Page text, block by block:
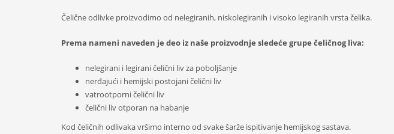
Čelične odlivke proizvodimo od nelegiranih, niskolegiranih i visoko legiranih vrsta čelika.
Prema nameni naveden je deo iz naše proizvodnje sledeće grupe čeličnog liva:
nelegirani i legirani čelični liv za poboljšanje
nerđajući i hemijski postojani čelični liv
vatrootporni čelični liv
čelični liv otporan na habanje
Kod čeličnih odlivaka vršimo interno od svake šarže ispitivanje hemijskog sastava.